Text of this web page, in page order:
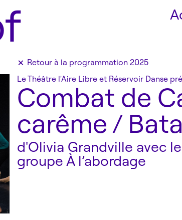
× Retour à la programmation 2025
Le Théâtre l'Aire Libre et Réservoir Danse
Combat de
carême /
d'Olivia Grandville avec
groupe À l’abordage